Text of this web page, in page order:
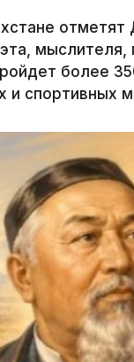
мыслителя,
более
и спортивных